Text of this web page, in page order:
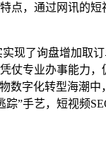
点，通过网讯的
了询盘增加取订
仗专业办事能力
数字化转型海潮
”手艺，短视频